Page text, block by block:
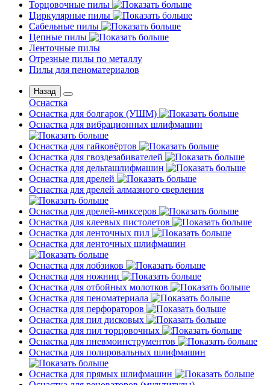
Торцовочные пилы
Циркулярные пилы
Сабельные пилы
Цепные пилы
Ленточные пилы
Отрезные пилы по металлу
Пилы для пеноматериалов
Назад
Оснастка
Оснастка для болгарок (УШМ)
Оснастка для вибрационных шлифмашин
Оснастка для гайковёртов
Оснастка для гвоздезабивателей
Оснастка для дельташлифмашин
Оснастка для дрелей
Оснастка для дрелей алмазного сверления
Оснастка для дрелей-миксеров
Оснастка для клеевых пистолетов
Оснастка для ленточных пил
Оснастка для ленточных шлифмашин
Оснастка для лобзиков
Оснастка для ножниц
Оснастка для отбойных молотков
Оснастка для пеноматериала
Оснастка для перфораторов
Оснастка для пил дисковых
Оснастка для пил торцовочных
Оснастка для пневмоинструментов
Оснастка для полировальных шлифмашин
Оснастка для прямых шлифмашин